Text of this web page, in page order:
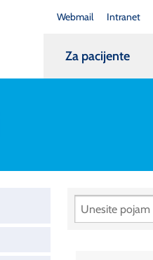
Webmail Intranet
Za pacijente